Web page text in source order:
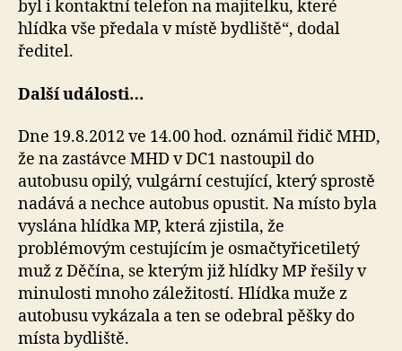
byl i kontaktní telefon na majitelku, které
hlídka vše předala v místě bydliště“, dodal
ředitel.
Další události…
Dne 19.8.2012 ve 14.00 hod. oznámil řidič MHD,
že na zastávce MHD v DC1 nastoupil do
autobusu opilý, vulgární cestující, který sprostě
nadává a nechce autobus opustit. Na místo byla
vyslána hlídka MP, která zjistila, že
problémovým cestujícím je osmačtyřicetiletý
muž z Děčína, se kterým již hlídky MP řešily v
minulosti mnoho záležitostí. Hlídka muže z
autobusu vykázala a ten se odebral pěšky do
místa bydliště.